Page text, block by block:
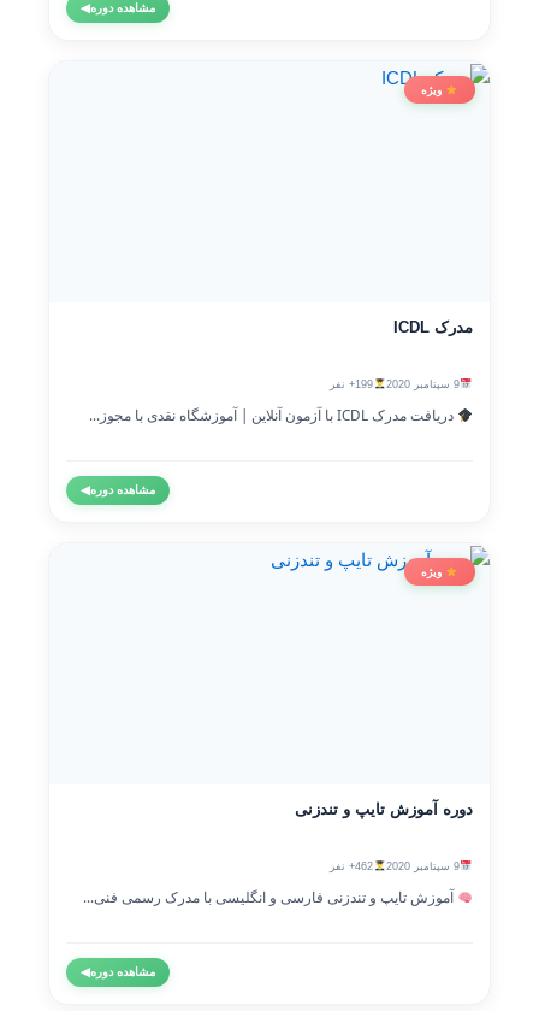
مشاهده دوره◀
ویژه
مدرک ICDL
9 سپتامبر 2020 199+ نفر
دریافت مدرک ICDL با آزمون آنلاین | آموزشگاه نقدی با مجوز...
مشاهده دوره◀
ویژه
دوره آموزش تایپ و تندزنی
9 سپتامبر 2020 462+ نفر
آموزش تایپ و تندزنی فارسی و انگلیسی با مدرک رسمی فنی...
مشاهده دوره◀